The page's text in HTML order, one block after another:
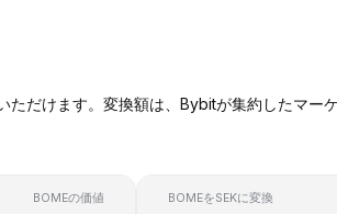
だけます。変換額は、Bybitが集約したマー
BOMEの価値 BOMEをSEKに変換